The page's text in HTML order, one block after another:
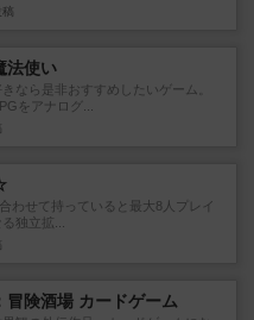
法使い
なら是非おすすめしたいゲーム。
をアナログ...
わせて持っていると最大8人プレイ
独立拡...
冒険酒場 カードゲーム